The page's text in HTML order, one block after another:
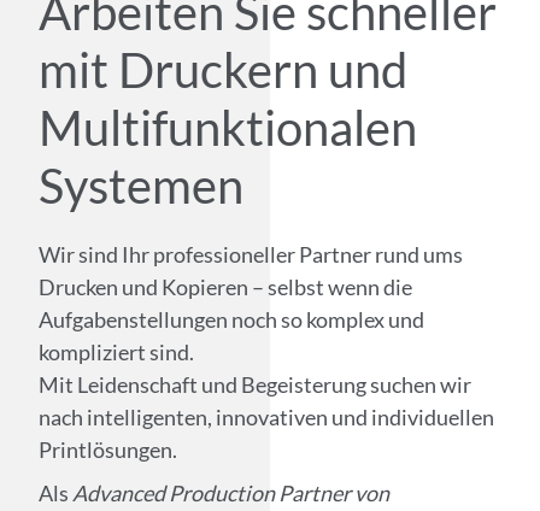
Arbeiten Sie schneller
mit Druckern und
Multifunktionalen
Systemen
Wir sind Ihr professioneller Partner rund ums
Drucken und Kopieren – selbst wenn die
Aufgaben­stellungen noch so komplex und
kompliziert sind.
Mit Leidenschaft und Begeisterung suchen wir
nach intelligenten, innovativen und individuellen
Printlösungen.
Als Advanced Production Partner von